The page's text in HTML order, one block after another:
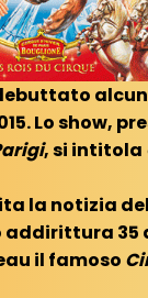
Lo show,
, si intitola
la notizia
addirittura 35
il famoso